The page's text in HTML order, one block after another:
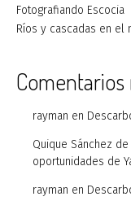
Fotografiando Escocia
Ríos y cascadas en el
rayman en
Quique Sánchez
oportunidades de
rayman en